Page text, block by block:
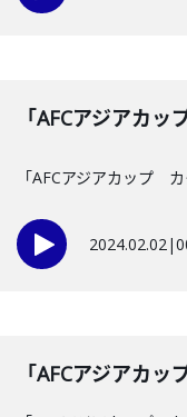
「AFCアジアカ
「AFCアジアカップ
2024.02.02|
「AFCアジアカ